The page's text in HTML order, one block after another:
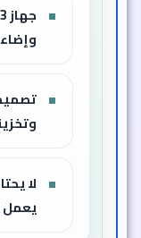
لا
يعمل